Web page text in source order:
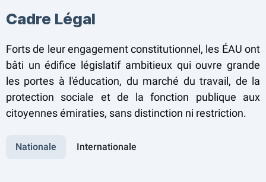
Cadre Légal
Forts de leur engagement constitutionnel, les ÉAU ont
bâti un édifice législatif ambitieux qui ouvre grande
les portes à l'éducation, du marché du travail, de la
protection sociale et de la fonction publique aux
citoyennes émiraties, sans distinction ni restriction.
Nationale Internationale